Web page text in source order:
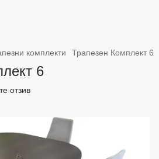
комплекти Трапезен Комплект 6
6
отзив